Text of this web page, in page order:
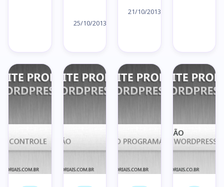
25/10/2013
21/10/2013